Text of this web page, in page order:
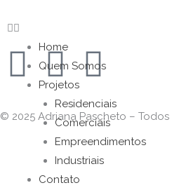
Home
Quem Somos
Projetos
Residenciais
Comerciais
Empreendimentos
Industriais
Contato
E
n
v
e
I
n
s
t
L
i
n
k
© 2025 Adriana Pascheto –